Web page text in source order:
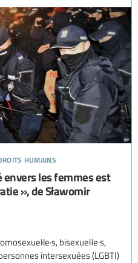
humains
les femmes est
», de Sławomir
bisexuel·le·s,
intersexuées (LGBTI)